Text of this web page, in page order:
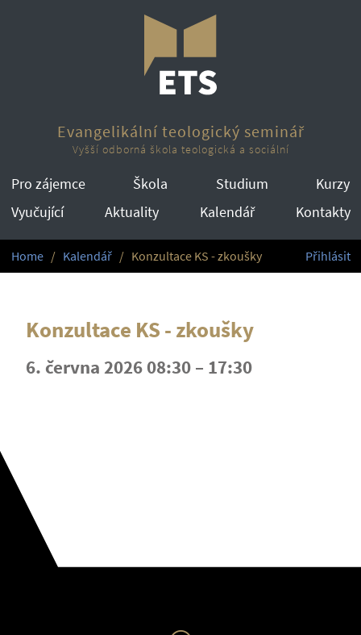
Evangelikální teologický seminář
Vyšší odborná škola teologická a sociální
Pro zájemce Škola Studium
Kurzy
Vyučující
Aktuality Kalendář Kontakty
Home Kalendář Konzultace KS - zkoušky Přihlásit
Konzultace KS - zkoušky
6. června 2026 08:30 – 17:30